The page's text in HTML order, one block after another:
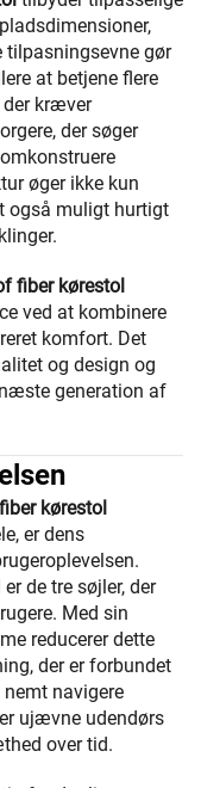
tilpasningsevne gør
at betjene flere
der kræver
der søger
øger ikke kun
også muligt hurtigt
fiber kørestol
ved at kombinere
komfort. Det
og design og
generation af
kørestol
er dens
de tre søjler, der
Med sin
reducerer dette
der er forbundet
navigere
ujævne udendørs
over tid.